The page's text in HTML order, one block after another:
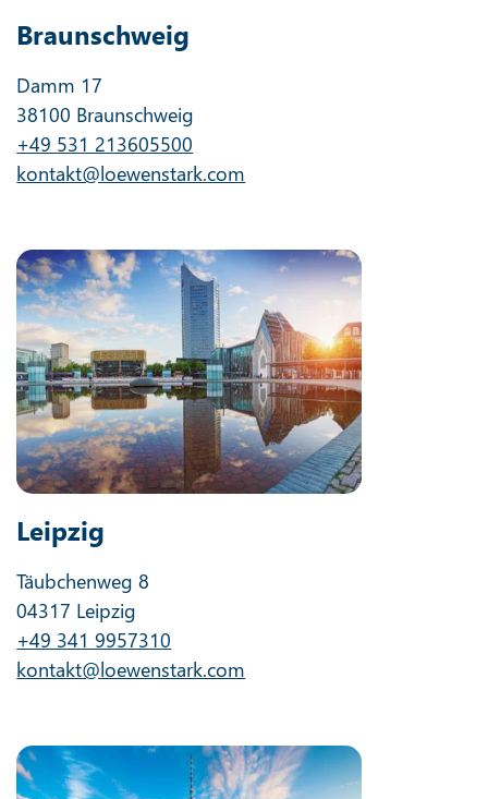
Braunschweig
Damm 17
38100 Braunschweig
+49 531 213605500
kontakt@loewenstark.com
Leipzig
Täubchenweg 8
04317 Leipzig
+49 341 9957310
kontakt@loewenstark.com